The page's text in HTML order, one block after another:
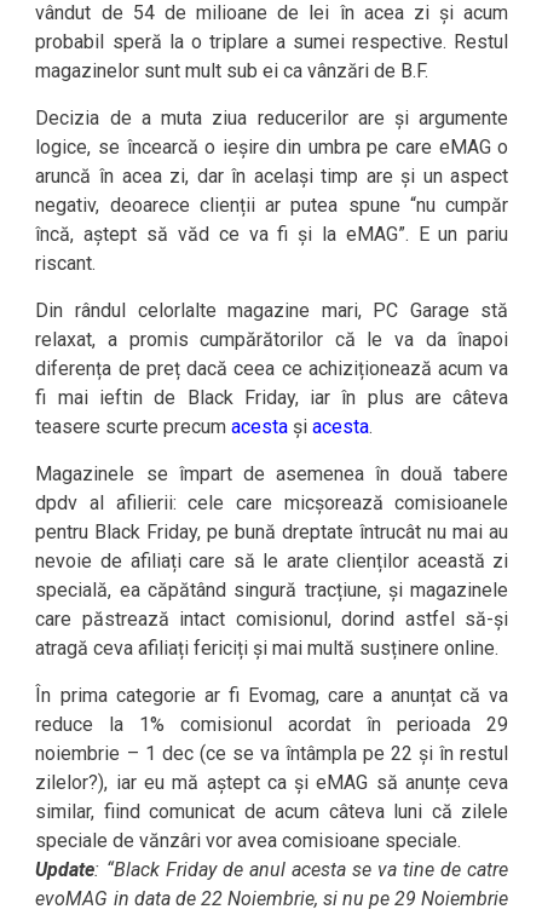
vândut de 54 de milioane de lei în acea zi și acum
probabil speră la o triplare a sumei respective. Restul
magazinelor sunt mult sub ei ca vânzări de B.F.
Decizia de a muta ziua reducerilor are și argumente
logice, se încearcă o ieșire din umbra pe care eMAG o
aruncă în acea zi, dar în același timp are și un aspect
negativ, deoarece clienții ar putea spune “nu cumpăr
încă, aștept să văd ce va fi și la eMAG”. E un pariu
riscant.
Din rândul celorlalte magazine mari, PC Garage stă
relaxat, a promis cumpărătorilor că le va da înapoi
diferența de preț dacă ceea ce achiziționează acum va
fi mai ieftin de Black Friday, iar în plus are câteva
teasere scurte precumacesta șiacesta.
Magazinele se împart de asemenea în două tabere
dpdv al afilierii: cele care micșorează comisioanele
pentru Black Friday, pe bună dreptate întrucât nu mai au
nevoie de afiliați care să le arate clienților această zi
specială, ea căpătând singură tracțiune, și magazinele
care păstrează intact comisionul, dorind astfel să-și
atragă ceva afiliați fericiți și mai multă susținere online.
În prima categorie ar fi Evomag, care a anunțat că va
reduce la 1% comisionul acordat în perioada 29
noiembrie – 1 dec (ce se va întâmpla pe 22 și în restul
zilelor?), iar eu mă aștept ca și eMAG să anunțe ceva
similar, fiind comunicat de acum câteva luni că zilele
speciale de vănzâri vor avea comisioane speciale.
Update: “Black Friday de anul acesta se va tine de catre
evoMAG in data de 22 Noiembrie, si nu pe 29 Noiembrie